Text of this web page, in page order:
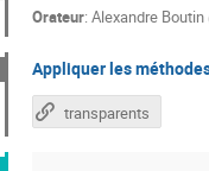
Orateur: Alexandre Boutin
Appliquer les
transparents